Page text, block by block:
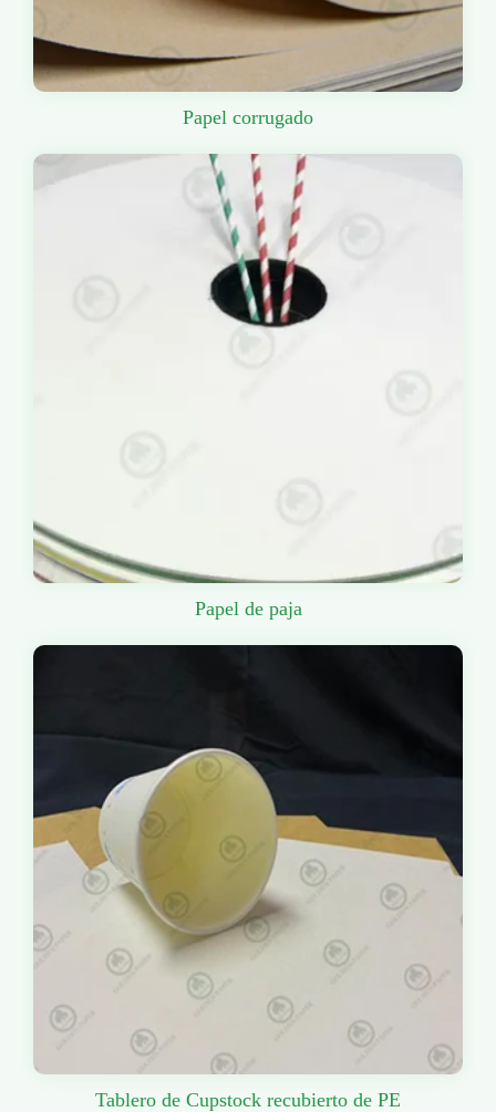
Papel corrugado
Papel de paja
Tablero de Cupstock recubierto de PE